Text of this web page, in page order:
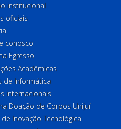
institucional
oficiais
conosco
Egresso
Acadêmicas
de Informática
internacionais
Doação de Corpos Unijuí
de Inovação Tecnológica